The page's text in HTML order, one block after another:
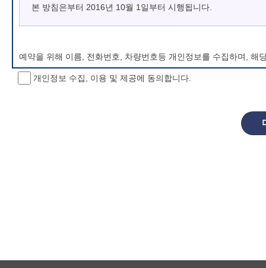
본 방침은부터 2016년 10월 1일부터 시행됩니다.
예약을 위해 이름, 전화번호, 차량번호등 개인정보를 수집하며, 해
개인정보 처리방침 변경
개인정보 수집, 이용 및 제공에 동의합니다.